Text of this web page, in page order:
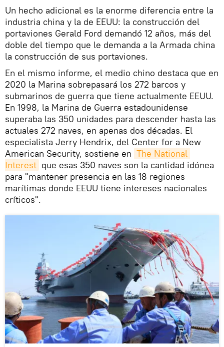
Un hecho adicional es la enorme diferencia entre la
industria china y la de EEUU: la construcción del
portaviones Gerald Ford demandó 12 años, más del
doble del tiempo que le demanda a la Armada china
la construcción de sus portaviones.
En el mismo informe, el medio chino destaca que en
2020 la Marina sobrepasará los 272 barcos y
submarinos de guerra que tiene actualmente EEUU.
En 1998, la Marina de Guerra estadounidense
superaba las 350 unidades para descender hasta las
actuales 272 naves, en apenas dos décadas. El
especialista Jerry Hendrix, del Center for a New
American Security, sostiene en The National
Interest que esas 350 naves son la cantidad idónea
para "mantener presencia en las 18 regiones
marítimas donde EEUU tiene intereses nacionales
críticos".